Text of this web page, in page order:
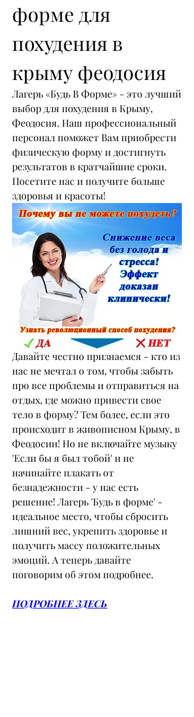
форме для
похудения в
крыму феодосия
Лагерь «Будь В Форме» - это лучший
выбор для похудения в Крыму,
Феодосия. Наш профессиональный
персонал поможет Вам приобрести
физическую форму и достигнуть
результатов в кратчайшие сроки.
Посетите нас и получите больше
здоровья и красоты!
Давайте честно признаемся - кто из
нас не мечтал о том, чтобы забыть
про все проблемы и отправиться на
отдых, где можно привести свое
тело в форму? Тем более, если это
происходит в живописном Крыму, в
Феодосии! Но не включайте музыку
'Если бы я был тобой' и не
начинайте плакать от
безнадежности - у нас есть
решение! Лагерь 'Будь в форме' -
идеальное место, чтобы сбросить
лишний вес, укрепить здоровье и
получить массу положительных
эмоций. А теперь давайте
поговорим об этом подробнее.
ПОДРОБНЕЕ ЗДЕСЬ